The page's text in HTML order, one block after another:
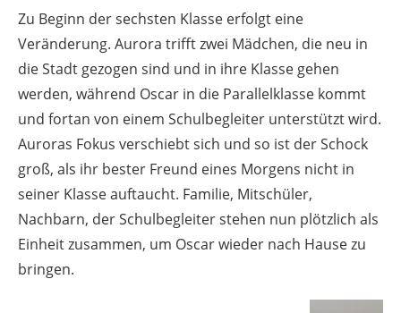
Zu Beginn der sechsten Klasse erfolgt eine
Veränderung. Aurora trifft zwei Mädchen, die neu in
die Stadt gezogen sind und in ihre Klasse gehen
werden, während Oscar in die Parallelklasse kommt
und fortan von einem Schulbegleiter unterstützt wird.
Auroras Fokus verschiebt sich und so ist der Schock
groß, als ihr bester Freund eines Morgens nicht in
seiner Klasse auftaucht. Familie, Mitschüler,
Nachbarn, der Schulbegleiter stehen nun plötzlich als
Einheit zusammen, um Oscar wieder nach Hause zu
bringen.